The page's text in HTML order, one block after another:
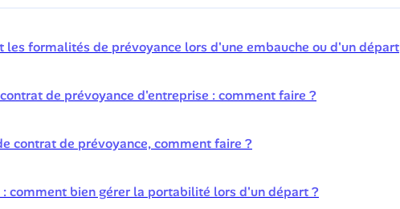
les formalités de prévoyance lors d'une embauche ou d'un départ
de prévoyance d'entreprise : comment faire ?
contrat de prévoyance, comment faire ?
: comment bien gérer la portabilité lors d'un départ ?